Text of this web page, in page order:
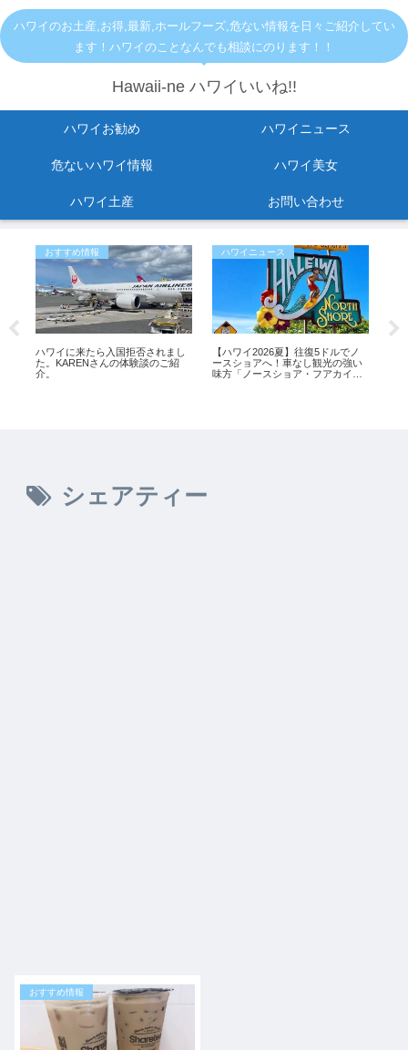
ハワイのお土産,お得,最新,ホールフーズ,危ない情報を日々ご紹介してい
ます！ハワイのことなんでも相談にのります！！
Hawaii-ne ハワイいいね!!
ハワイお勧め ハワイニュース
危ないハワイ情報 ハワイ美女
ハワイ土産 お問い合わせ
おすすめ情報
ハワイに来たら入国拒否されまし
た。KARENさんの体験談のご紹
介。
ハワイニュース
【ハワイ2026夏】往復5ドルでノ
ースショアへ！車なし観光の強い
味方「ノースショア・フアカイ」
シェアティー
おすすめ情報